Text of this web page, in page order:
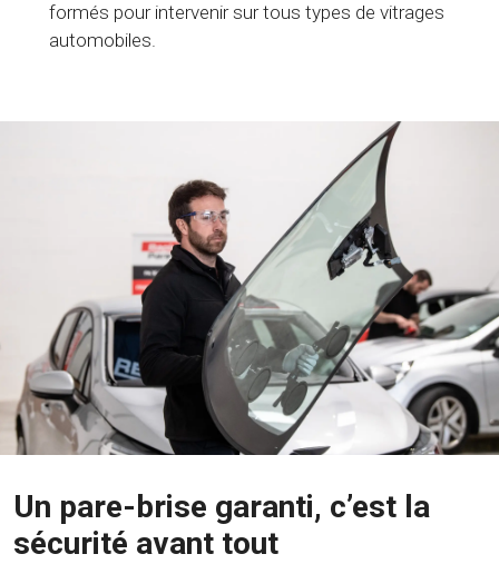
formés pour intervenir sur tous types de vitrages
automobiles.
Un pare-brise garanti, c’est la
sécurité avant tout